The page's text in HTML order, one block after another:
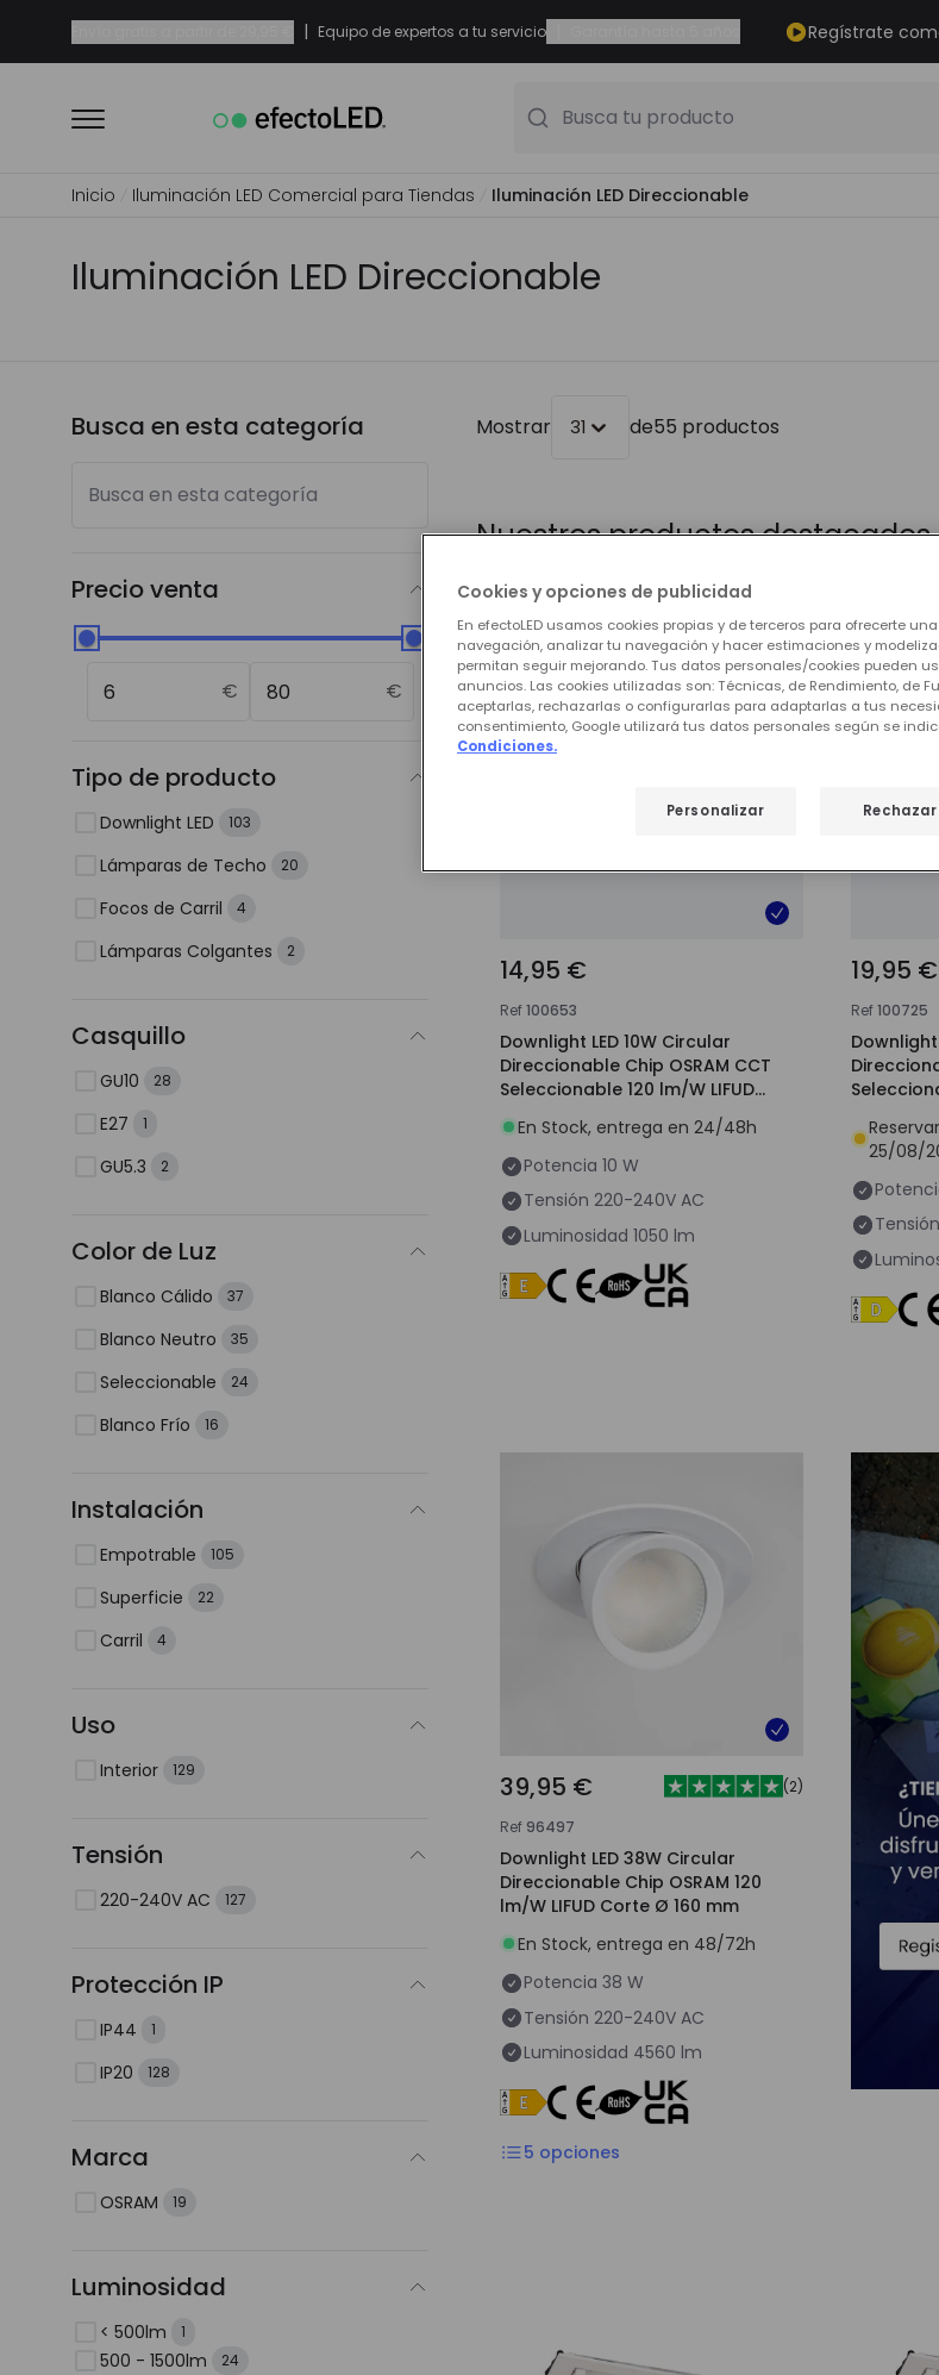
| Equipo de expertos a tu servicio Regístrate como
Busca tu producto
Inicio Iluminación LED Comercial para Tiendas Iluminación LED Direccionable
Iluminación LED Direccionable
Busca en esta categoría
Busca en esta categoría
Precio venta
€ €
Tipo de producto
Downlight LED 103
Lámparas de Techo 20
Focos de Carril 4
Lámparas Colgantes 2
Casquillo
GU10 28
E27 1
GU5.3 2
Color de Luz
Blanco Cálido 37
Blanco Neutro 35
Seleccionable 24
Blanco Frío 16
Instalación
Empotrable 105
Superficie 22
Carril 4
Uso
Interior 129
Tensión
220-240V AC 127
Protección IP
IP44 1
IP20 128
Marca
OSRAM 19
Luminosidad
< 500lm 1
500 - 1500lm 24
Mostrar 31 de55 productos
Nuestros productos destacados
14,95 €
Ref100653
Downlight LED 10W Circular
Direccionable Chip OSRAM CCT
Seleccionable 120 lm/W LIFUD
En Stock, entrega en 24/48h
Potencia 10 W
Tensión 220-240V AC
Luminosidad 1050 lm
19,95 €
Ref100725
Downlight
25/08/
Tensión
39,95 € (2)
Ref 96497
Downlight LED 38W Circular
Direccionable Chip OSRAM 120
lm/W LIFUD Corte Ø 160 mm
En Stock, entrega en 48/72h
Potencia 38 W
Tensión 220-240V AC
Luminosidad 4560 lm
5 opciones
Cookies y opciones de publicidad
En efectoLED usamos cookies propias y de terceros para ofrecerte
navegación, analizar tu navegación y hacer estimaciones y
permitan seguir mejorando. Tus datos personales/cookies pueden
anuncios. Las cookies utilizadas son: Técnicas, de Rendimiento, de
aceptarlas, rechazarlas o configurarlas para adaptarlas a tus
consentimiento, Google utilizará tus datos personales según se
Condiciones.
Rechazar
Personalizar